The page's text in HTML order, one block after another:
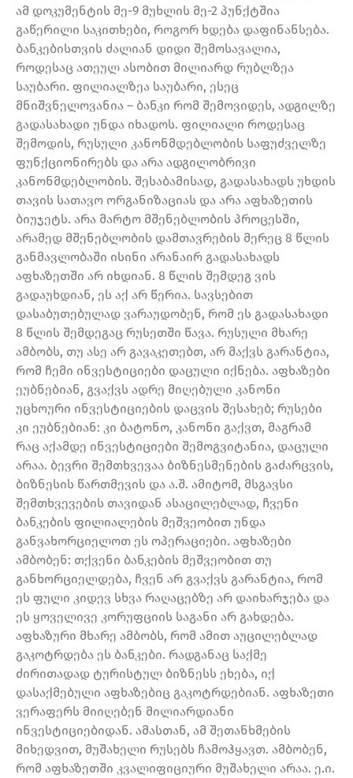
ამ დოკუმენტის მე-9 მუხლის მე-2 პუნქტშია
გაწერილი საკითხები, როგორ ხდება დაფინანსება.
ბანკებისთვის ძალიან დიდი შემოსავალია,
როდესაც ათეულ ასობით მილიარდ რუბლზეა
საუბარი. ფილიალზეა საუბარი, ესეც
მნიშვნელოვანია – ბანკი რომ შემოვიდეს, ადგილზე
გადასახადი უნდა იხადოს. ფილიალი როდესაც
შემოდის, რუსული კანონმდებლობის საფუძველზე
ფუნქციონირებს და არა ადგილობრივი
კანონმდებლობის. შესაბამისად, გადასახადს უხდის
თავის სათავო ორგანიზაციას და არა აფხაზეთის
ბიუჯეტს. არა მარტო მშენებლობის პროცესში,
არამედ მშენებლობის დამთავრების მერეც 8 წლის
განმავლობაში ისინი არანაირ გადასახადს
აფხაზეთში არ იხდიან. 8 წლის შემდეგ ვის
გადაუხდიან, ეს აქ არ წერია. სავსებით
დასაბუთებულად ვარაუდობენ, რომ ეს გადასახადი
8 წლის შემდეგაც რუსეთში წავა. რუსული მხარე
ამბობს, თუ ასე არ გავაკეთებთ, არ მაქვს გარანტია,
რომ ჩემი ინვესტიციები დაცული იქნება. აფხაზები
ეუბნებიან, გვაქვს ადრე მიღებული კანონი
უცხოური ინვესტიციების დაცვის შესახებ; რუსები
კი ეუბნებიან: კი ბატონო, კანონი გაქვთ, მაგრამ
რაც აქამდე ინვესტიციები შემოგვიტანია, დაცული
არაა. ბევრი შემთხვევაა ბიზნესმენების გაძარცვის,
ბიზნესის წართმევის და ა.შ. ამიტომ, მსგავსი
შემთხვევების თავიდან ასაცილებლად, ჩვენი
ბანკების ფილიალების მეშვეობით უნდა
განვახორციელოთ ეს ოპერაციები. აფხაზები
ამბობენ: თქვენი ბანკების მეშვეობით თუ
განხორციელდება, ჩვენ არ გვაქვს გარანტია, რომ
ეს ფული კიდევ სხვა რაღაცებზე არ დაიხარჯება და
ეს ყოველივე კორუფციის საგანი არ გახდება.
აფხაზური მხარე ამბობს, რომ ამით აუცილებლად
გაკოტრდება ეს ბანკები. რადგანაც საქმე
ძირითადად ტურისტულ ბიზნესს ეხება, იქ
დასაქმებული აფხაზებიც გაკოტრდებიან. აფხაზეთი
ვერაფერს მიიღებენ მილიარდიანი
ინვესტიციებიდან. ამასთან, ამ შეთანხმების
მიხედვით, მუშახელი რუსებს ჩამოჰყავთ. ამბობენ,
რომ აფხაზეთში კვალიფიციური მუშახელი არაა. ე.ი.